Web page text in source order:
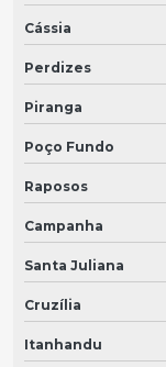
Cássia
Perdizes
Piranga
Poço Fundo
Raposos
Campanha
Santa Juliana
Cruzília
Itanhandu